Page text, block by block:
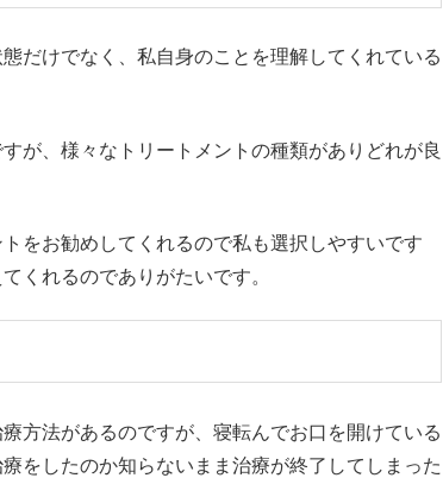
だけでなく、私自身のことを理解してくれている
が、様々なトリートメントの種類がありどれが良
をお勧めしてくれるので私も選択しやすいです
くれるのでありがたいです。
方法があるのですが、寝転んでお口を開けている
をしたのか知らないまま治療が終了してしまった